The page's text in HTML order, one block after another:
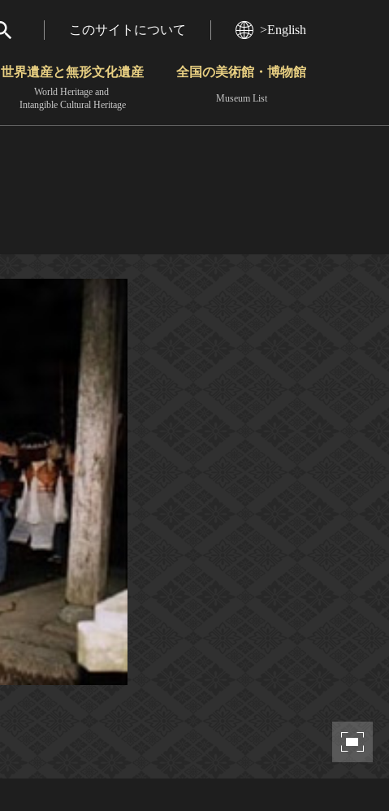
このサイトについて >English
世界遺産と無形文化遺産
World Heritage and
Intangible Cultural Heritage
全国の美術館・博物館
Museum List